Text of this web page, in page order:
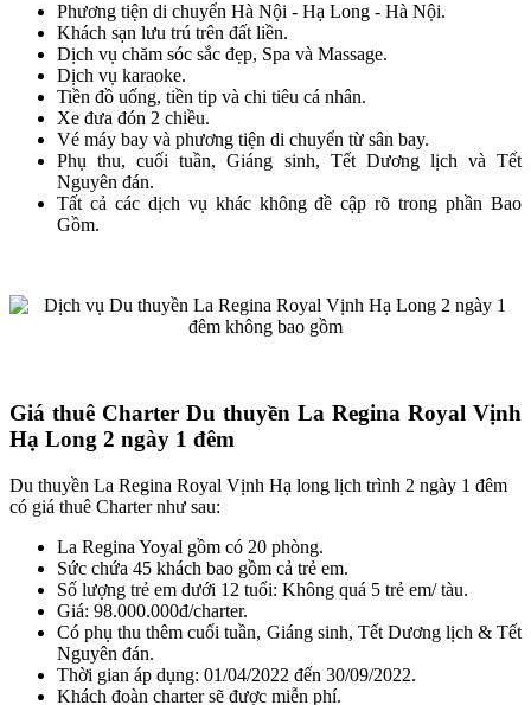
Phương tiện di chuyển Hà Nội - Hạ Long - Hà Nội.
Khách sạn lưu trú trên đất liền.
Dịch vụ chăm sóc sắc đẹp, Spa và Massage.
Dịch vụ karaoke.
Tiền đồ uống, tiền tip và chi tiêu cá nhân.
Xe đưa đón 2 chiều.
Vé máy bay và phương tiện di chuyển từ sân bay.
Phụ thu, cuối tuần, Giáng sinh, Tết Dương lịch và Tết
Nguyên đán.
Tất cả các dịch vụ khác không đề cập rõ trong phần Bao
Gồm.
Giá thuê Charter Du thuyền La Regina Royal Vịnh
Hạ Long 2 ngày 1 đêm
Du thuyền La Regina Royal Vịnh Hạ long lịch trình 2 ngày 1 đêm
có giá thuê Charter như sau:
La Regina Yoyal gồm có 20 phòng.
Sức chứa 45 khách bao gồm cả trẻ em.
Số lượng trẻ em dưới 12 tuổi: Không quá 5 trẻ em/ tàu.
Giá: 98.000.000đ/charter.
Có phụ thu thêm cuối tuần, Giáng sinh, Tết Dương lịch & Tết
Nguyên đán.
Thời gian áp dụng: 01/04/2022 đến 30/09/2022.
Khách đoàn charter sẽ được miễn phí.